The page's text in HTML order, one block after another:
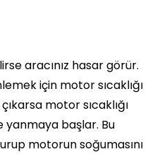
aracınız hasar görür.
için motor sıcaklığı
motor sıcaklığı
yanmaya başlar. Bu
motorun soğumasını